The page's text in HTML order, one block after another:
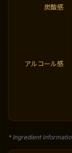
アルコール感
炭酸感
* Ingredient